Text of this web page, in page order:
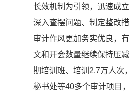
长效机制为引领，迅速成
深入查摆问题、制定整改
审计作风更加务实优良，
文和开会数量继续保持压
期培训班、培训2.7万人次
秘书处等40多个审计项目